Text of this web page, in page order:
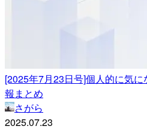
[2025年7月23日号]個人的に気
報まとめ
さがら
2025.07.23